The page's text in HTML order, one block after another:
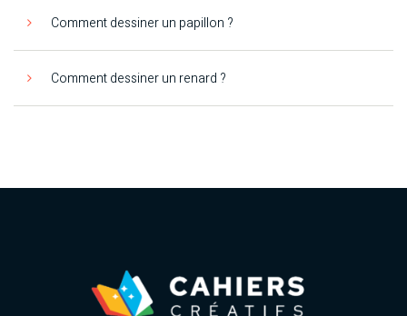
Comment dessiner un papillon ?
Comment dessiner un renard ?